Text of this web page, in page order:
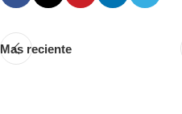
Mas reciente